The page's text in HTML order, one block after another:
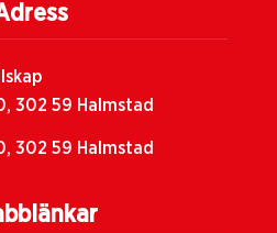
302 59 Halmstad
302 59 Halmstad